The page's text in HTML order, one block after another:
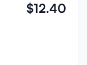
$12.40